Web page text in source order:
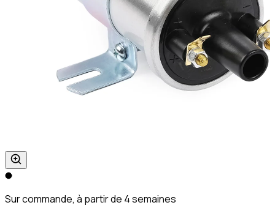
Sur commande, à partir de 4 semaines